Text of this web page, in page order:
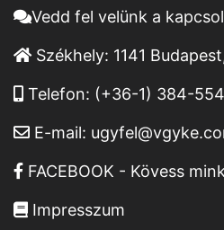
Vedd fel velünk a
Székhely: 1141
Telefon: (+36-1) 384-
E-mail:
FACEBOOK - Kövess
Impresszum